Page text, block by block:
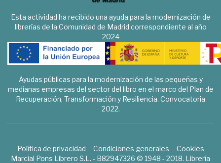
Esta actividad ha recibido una ayuda para la modernización de
librerías de la Comunidad de Madrid correspondiente al año
2024
Ayudas públicas para la modernización de las pequeñas y
medianas empresas del sector del libro en el marco del Plan de
Recuperación, Transformación y Resiliencia. Convocatoria
2022.
Política de privacidad Condiciones generales
Cookies
Marcial Pons Librero S.L. - B82947326 © 1948 - 2018. Librería